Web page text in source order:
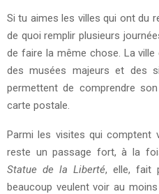
Si tu aimes les villes qui ont du
de quoi remplir plusieurs
de faire la même chose. La
des musées majeurs et des
permettent de comprendre
carte postale.
Parmi les visites qui comptent
reste un passage fort, à la
Statue de la Liberté, elle, fait
beaucoup veulent voir au